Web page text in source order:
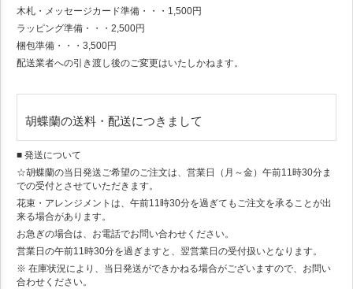
木札・メッセージカード準備・・・1,500円
ラッピング準備・・・2,500円
梱包準備・・・3,500円
配送業者への引き渡し後のご変更はいたしかねます。
胡蝶蘭の送料・配送につきまして
■ 発送について
☆胡蝶蘭の当日発送ご希望のご注文は、営業日（月～金）午前11時30分ま
での受付とさせていただきます。
花束・アレンジメントは、午前11時30分を過ぎてもご注文を承ることが出
来る場合があります。
お急ぎの場合は、お電話でお問い合わせください。
営業日の午前11時30分を過ぎますと、翌営業日の受付扱いとなります。
※ 在庫状況により、当日発送ができかねる場合がございますので、お問い
合わせください。